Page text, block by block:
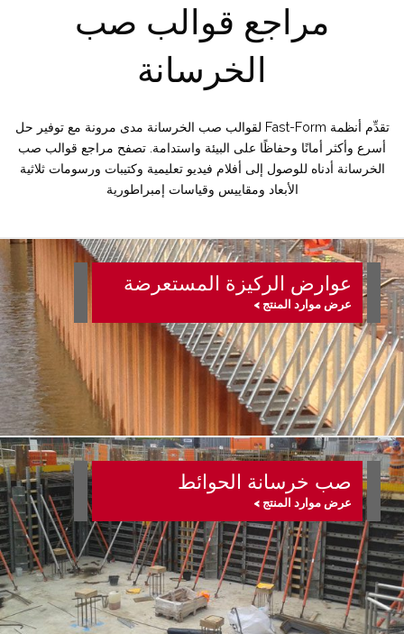
مراجع قوالب صب
الخرسانة
تقدِّم أنظمة Fast-Form لقوالب صب الخرسانة مدى مرونة مع توفير حل
أسرع وأكثر أمانًا وحفاظًا على البيئة واستدامة. تصفح مراجع قوالب صب
الخرسانة أدناه للوصول إلى أفلام فيديو تعليمية وكتيبات ورسومات ثلاثية
الأبعاد ومقاييس وقياسات إمبراطورية
عوارض الركيزة المستعرضة
عرض موارد المنتج >
صب خرسانة الحوائط
عرض موارد المنتج >